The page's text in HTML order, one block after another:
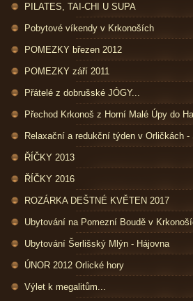
PILATES, TAI-CHI U SUPA
Pobytové víkendy v Krkonoších
POMEZKY březen 2012
POMEZKY září 2011
Přátelé z dobrušské JÓGY...
Přechod Krkonoš z Horní Malé Úpy do
Relaxační a redukční týden v Orličkách -
ŘÍČKY 2013
ŘÍČKY 2016
ROZÁRKA DEŠTNÉ KVĚTEN 2017
Ubytování na Pomezní Boudě v
Ubytování Šerlišský Mlýn - Hájovna
ÚNOR 2012 Orlické hory
Výlet k megalitům...